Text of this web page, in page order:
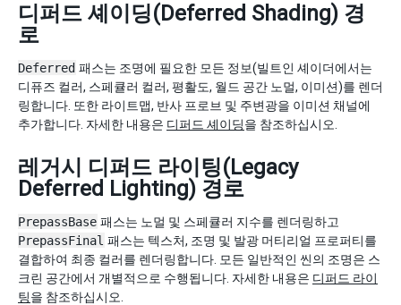
디퍼드 셰이딩(Deferred Shading) 경
로
Deferred 패스는 조명에 필요한 모든 정보(빌트인 셰이더에서는
디퓨즈 컬러, 스페큘러 컬러, 평활도, 월드 공간 노멀, 이미션)를 렌더
링합니다. 또한 라이트맵, 반사 프로브 및 주변광을 이미션 채널에
추가합니다. 자세한 내용은 디퍼드 셰이딩을 참조하십시오.
레거시 디퍼드 라이팅(Legacy
Deferred Lighting) 경로
PrepassBase 패스는 노멀 및 스페큘러 지수를 렌더링하고
PrepassFinal 패스는 텍스처, 조명 및 발광 머티리얼 프로퍼티를
결합하여 최종 컬러를 렌더링합니다. 모든 일반적인 씬의 조명은 스
크린 공간에서 개별적으로 수행됩니다. 자세한 내용은 디퍼드 라이
팅을 참조하십시오.